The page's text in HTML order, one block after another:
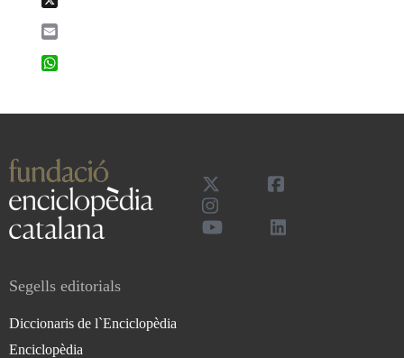
Segells editorials
Diccionaris de l`Enciclopèdia
Enciclopèdia